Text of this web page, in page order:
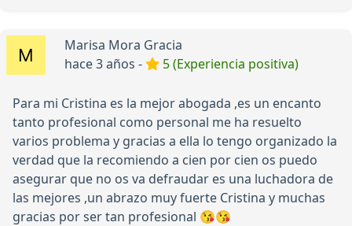
Marisa Mora Gracia
hace 3 años -
5 (Experiencia positiva)
Para mi Cristina es la mejor abogada ,es un encanto
tanto profesional como personal me ha resuelto
varios problema y gracias a ella lo tengo organizado la
verdad que la recomiendo a cien por cien os puedo
asegurar que no os va defraudar es una luchadora de
las mejores ,un abrazo muy fuerte Cristina y muchas
gracias por ser tan profesional 😘😘